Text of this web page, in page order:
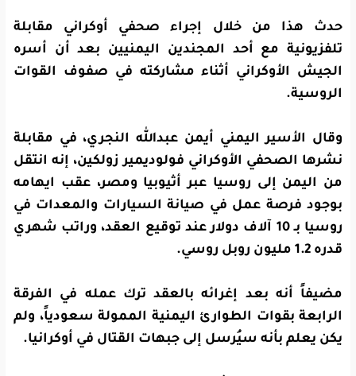
حدث هذا من خلال إجراء صحفي أوكراني مقابلة
تلفزيونية مع أحد المجندين اليمنيين بعد أن أسره
الجيش الأوكراني أثناء مشاركته في صفوف القوات
الروسية.
وقال الأسير اليمني أيمن عبدالله النجري، في مقابلة
نشرها الصحفي الأوكراني فولوديمير زولكين، إنه انتقل
من اليمن إلى روسيا عبر أثيوبيا ومصر، عقب ايهامه
بوجود فرصة عمل في صيانة السيارات والمعدات في
روسيا بـ 10 آلاف دولار عند توقيع العقد، وراتب شهري
قدره 1.2 مليون روبل روسي.
مضيفاً أنه بعد إغرائه بالعقد ترك عمله في الفرقة
الرابعة بقوات الطوارئ اليمنية الممولة سعودياً، ولم
يكن يعلم بأنه سيُرسل إلى جبهات القتال في أوكرانيا.